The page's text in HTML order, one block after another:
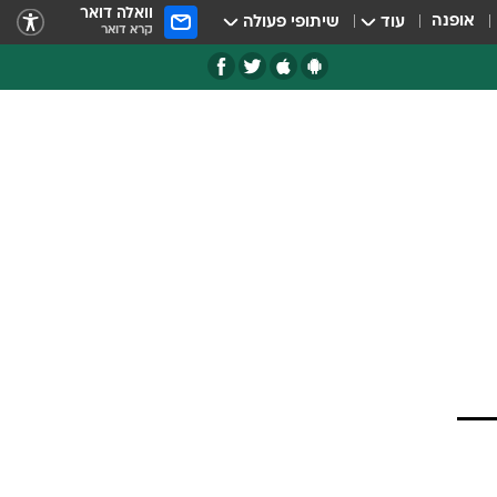
אופנה עוד שיתופי פעולה וואלה דואר
קרא דואר